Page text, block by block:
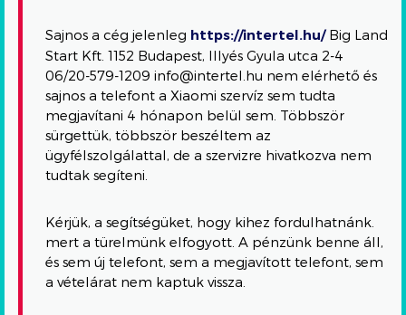
Sajnos a cég jelenleg https://intertel.hu/Big Land
Start Kft. 1152 Budapest, Illyés Gyula utca 2-4
06/20-579-1209 info@intertel.hu nem elérhető és
sajnos a telefont a Xiaomi szervíz sem tudta
megjavítani 4 hónapon belül sem. Többször
sürgettük, többször beszéltem az
ügyfélszolgálattal, de a szervizre hivatkozva nem
tudtak segíteni.
Kérjük, a segítségüket, hogy kihez fordulhatnánk.
mert a türelmünk elfogyott. A pénzünk benne áll,
és sem új telefont, sem a megjavított telefont, sem
a vételárat nem kaptuk vissza.